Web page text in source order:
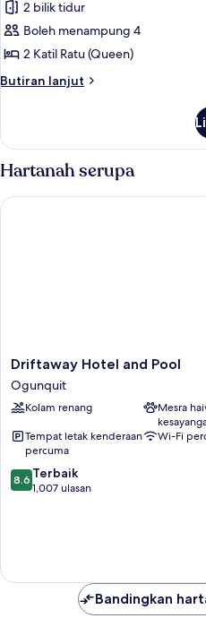
foto
untuk
Family
Cottage
2 bilik tidur
Boleh menampung 4
2 Katil Ratu (Queen)
Butiran lanjut
Butiran
Cottage
Hartanah serupa
Driftaway
Hotel
and
Pool
Driftaway Hotel and Pool
Ogunquit
Kolam renang
Mesra
Tempat letak kenderaan
percuma
Wi-Fi
8.6
daripada
8.6 Terbaik
1,007 ulasan
Driftaway Hotel and Pool
Bandingkan